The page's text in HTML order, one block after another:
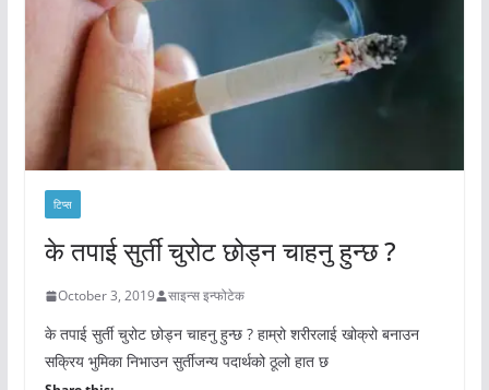
टिप्स
के तपाई सुर्ती चुरोट छोड्न चाहनु हुन्छ ?
October 3, 2019 साइन्स इन्फोटेक
के तपाई सुर्ती चुरोट छोड्न चाहनु हुन्छ ? हाम्रो शरीरलाई खोक्रो बनाउन
सक्रिय भुमिका निभाउन सुर्तीजन्य पदार्थको ठूलो हात छ